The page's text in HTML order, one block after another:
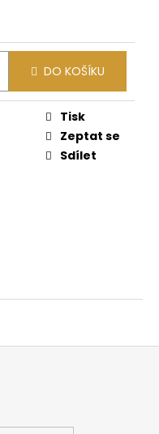
DO KOŠÍKU
Tisk
Zeptat se
Sdílet
Následující